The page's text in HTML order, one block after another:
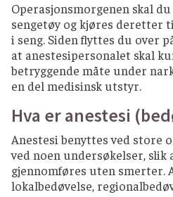
Operasjonsmorgenen skal
sengetøy og kjøres deretter
i seng. Siden flyttes du over
at anestesipersonalet skal
betryggende måte under
en del medisinsk utstyr.
Hva er anestesi
Anestesi benyttes ved store
ved noen undersøkelser, slik
gjennomføres uten smerter.
lokalbedøvelse,